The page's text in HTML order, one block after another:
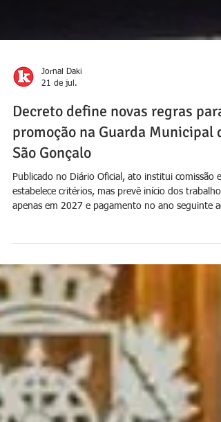
Jornal Daki
21 de jul.
promoção na Guarda Municipal
São Gonçalo
Publicado no Diário Oficial, ato institui comissão e
estabelece critérios, mas prevê início dos trabalhos
apenas em 2027 e pagamento no ano seguinte ao
deferimento Foto: reprodução O Decreto nº
334/2026, assinado pelo prefeito Capitão Nelson
Ruas (PL) e publicado no Diário Oficial desta
segunda-feira (20), regulamenta o processo de
promoção funcional dos integrantes da Guarda
Municipal de São Gonçalo. A norma cria a
Permanente de Promoção Funcional, vinculada à